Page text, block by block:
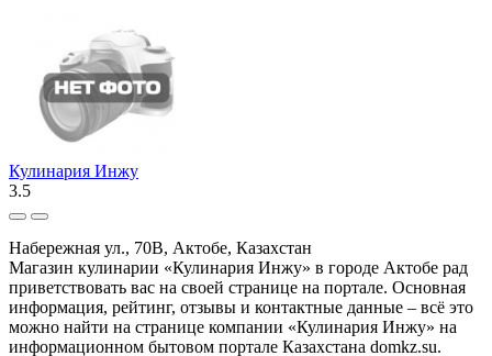
Кулинария Инжу
3.5
Набережная ул., 70В, Актобе, Казахстан
Магазин кулинарии «Кулинария Инжу» в городе Актобе рад
приветствовать вас на своей странице на портале. Основная
информация, рейтинг, отзывы и контактные данные – всё это
можно найти на странице компании «Кулинария Инжу» на
информационном бытовом портале Казахстана domkz.su.